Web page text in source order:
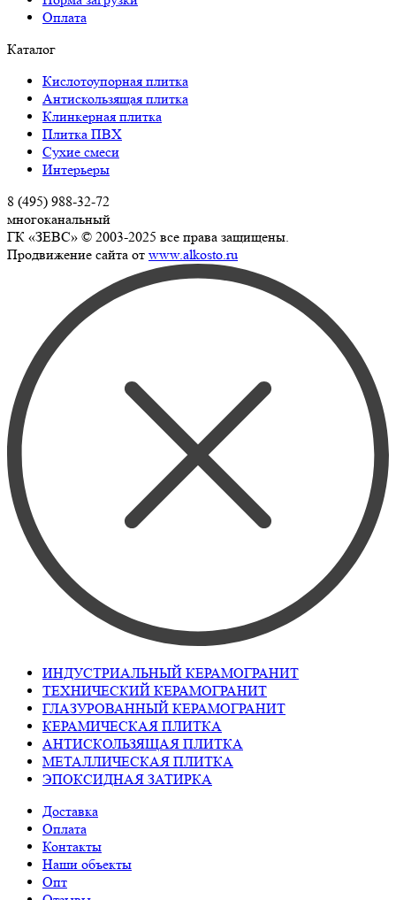
Оплата
Каталог
Кислотоупорная плитка
Антискользящая плитка
Клинкерная плитка
Плитка ПВХ
Сухие смеси
Интерьеры
8 (495) 988-32-72
многоканальный
ГК «ЗЕВС» © 2003-2025 все права защищены.
Продвижение сайта от www.alkosto.ru
ИНДУСТРИАЛЬНЫЙ КЕРАМОГРАНИТ
ТЕХНИЧЕСКИЙ КЕРАМОГРАНИТ
ГЛАЗУРОВАННЫЙ КЕРАМОГРАНИТ
КЕРАМИЧЕСКАЯ ПЛИТКА
АНТИСКОЛЬЗЯЩАЯ ПЛИТКА
МЕТАЛЛИЧЕСКАЯ ПЛИТКА
ЭПОКСИДНАЯ ЗАТИРКА
Доставка
Оплата
Контакты
Наши объекты
Опт